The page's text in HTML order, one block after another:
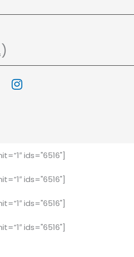
I
n
r
m
ids="6516"]
ids="6516"]
ids="6516"]
ids="6516"]